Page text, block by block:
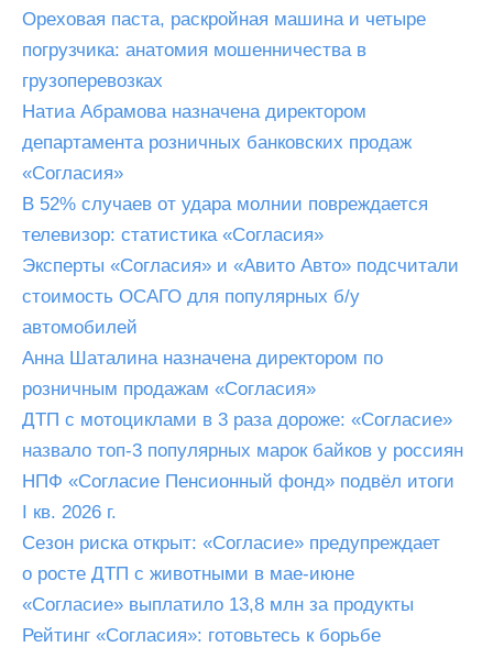
Ореховая паста, раскройная машина и четыре
погрузчика: анатомия мошенничества в
грузоперевозках
Натиа Абрамова назначена директором
департамента розничных банковских продаж
«Согласия»
В 52% случаев от удара молнии повреждается
телевизор: статистика «Согласия»
Эксперты «Согласия» и «Авито Авто» подсчитали
стоимость ОСАГО для популярных б/у
автомобилей
Анна Шаталина назначена директором по
розничным продажам «Согласия»
ДТП с мотоциклами в 3 раза дороже: «Согласие»
назвало топ-3 популярных марок байков у россиян
НПФ «Согласие Пенсионный фонд» подвёл итоги
I кв. 2026 г.
Сезон риска открыт: «Согласие» предупреждает
о росте ДТП с животными в мае-июне
«Согласие» выплатило 13,8 млн за продукты
Рейтинг «Согласия»: готовьтесь к борьбе